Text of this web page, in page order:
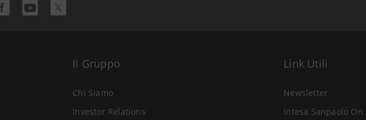
Il Gruppo
Chi Siamo
Investor Relations
Link Utili
Newsletter
Intesa Sanpaolo On